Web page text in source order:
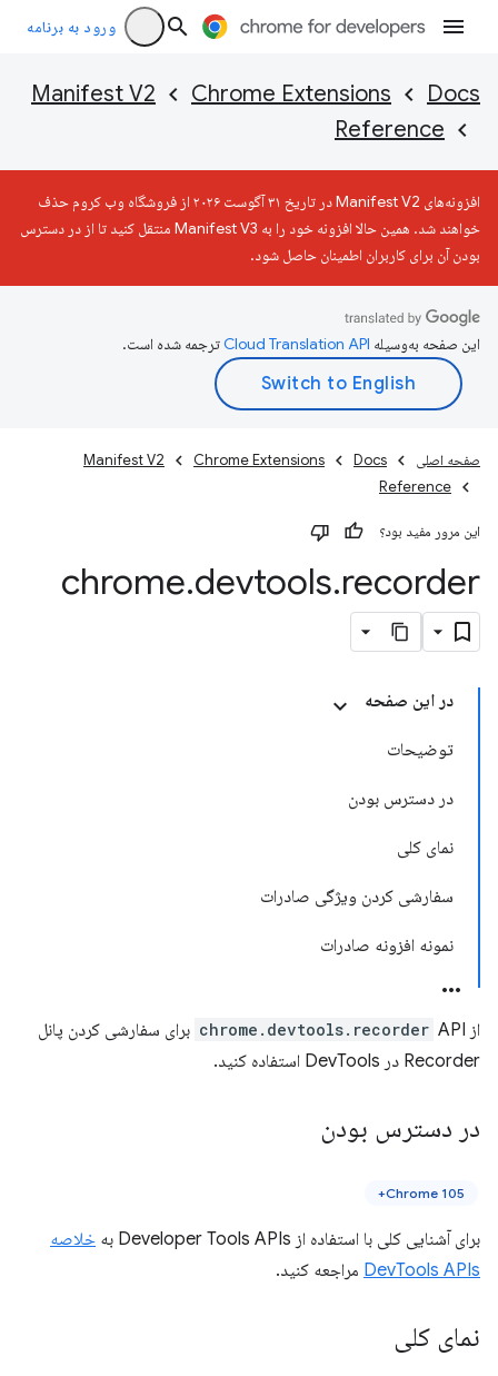
ورود به برنامه
Docs
Chrome Extensions
Manifest V2
Reference
افزونه‌های Manifest V2 در تاریخ ۳۱ آگوست ۲۰۲۶ از فروشگاه وب کروم حذف
خواهند شد. همین حالا افزونه خود را به Manifest V3 منتقل کنید تا از در دسترس
بودن آن برای کاربران اطمینان حاصل شود.
این صفحه به‌وسیله ترجمه شده است.
صفحه اصلی Docs
Chrome Extensions
Manifest V2
Reference
این مرور مفید بود؟
chrome.devtools.recorder
در این صفحه
توضیحات
در دسترس بودن
نمای کلی
سفارشی کردن ویژگی صادرات
نمونه افزونه صادرات
از chrome.devtools.recorder API برای سفارشی کردن پانل
Recorder در DevTools استفاده کنید.
در دسترس بودن
Chrome 105+
برای آشنایی کلی با استفاده از Developer Tools APIs به
خلاصه
DevTools APIs مراجعه کنید.
نمای کلی